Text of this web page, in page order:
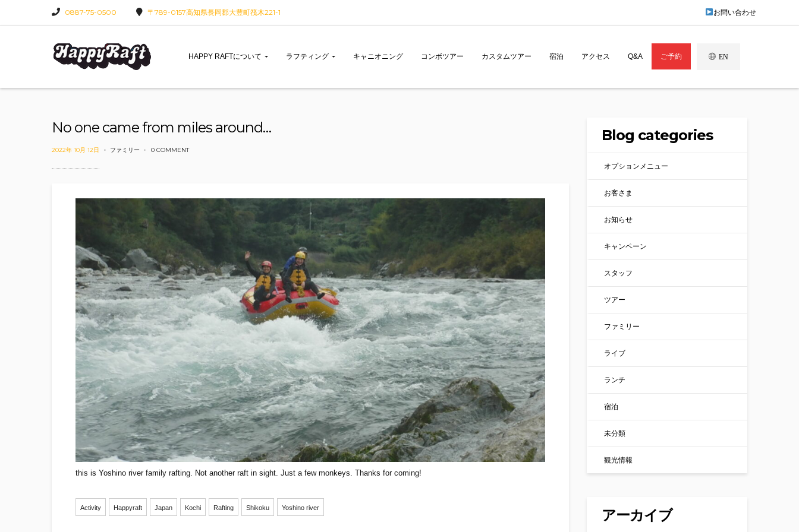
0887-75-0500 〒789-0157高知県長岡郡大豊町筏木221-1 お問い合わせ
HAPPY RAFTについて ラフティング キャニオニング コンボツアー カスタムツアー 宿泊 アクセス Q&A ご予約 EN
No one came from miles around…
2022年 10月 12日 ファミリー 0 COMMENT
this is Yoshino river family rafting. Not another raft in sight. Just a few monkeys. Thanks for coming!
Activity Happyraft Japan Kochi Rafting Shikoku Yoshino river
Blog categories
オプションメニュー
お客さま
お知らせ
キャンペーン
スタッフ
ツアー
ファミリー
ライブ
ランチ
宿泊
未分類
観光情報
アーカイブ